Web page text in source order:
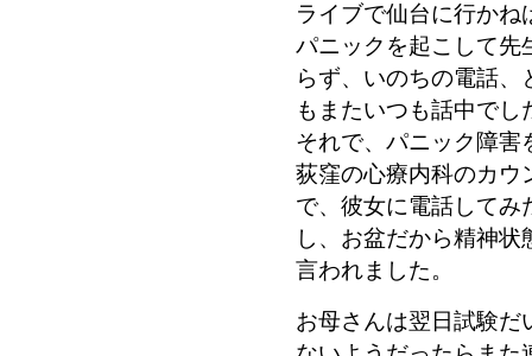
ライブで仙台に行か
パニックを起こして先
らず、いのちの電話
もまたいつも話中でし
それで、パニック障害
荻窪の心療内科のカウ
で、彼女に電話してみ
し、お盆だから精神
言われました。
お母さんは翌日試験だ